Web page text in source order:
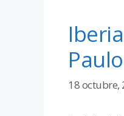
18 octubre,